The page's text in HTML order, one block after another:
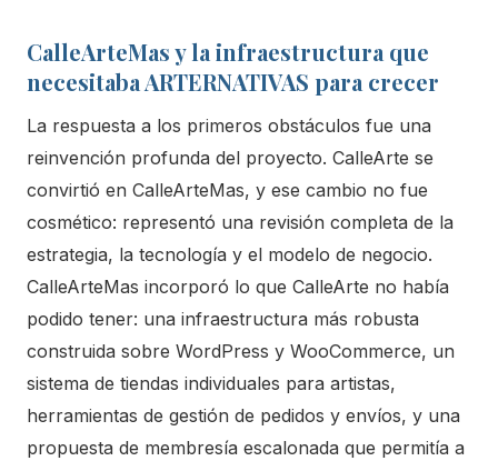
CalleArteMas y la infraestructura que
necesitaba ARTERNATIVAS para crecer
La respuesta a los primeros obstáculos fue una
reinvención profunda del proyecto. CalleArte se
convirtió en CalleArteMas, y ese cambio no fue
cosmético: representó una revisión completa de la
estrategia, la tecnología y el modelo de negocio.
CalleArteMas incorporó lo que CalleArte no había
podido tener: una infraestructura más robusta
construida sobre WordPress y WooCommerce, un
sistema de tiendas individuales para artistas,
herramientas de gestión de pedidos y envíos, y una
propuesta de membresía escalonada que permitía a